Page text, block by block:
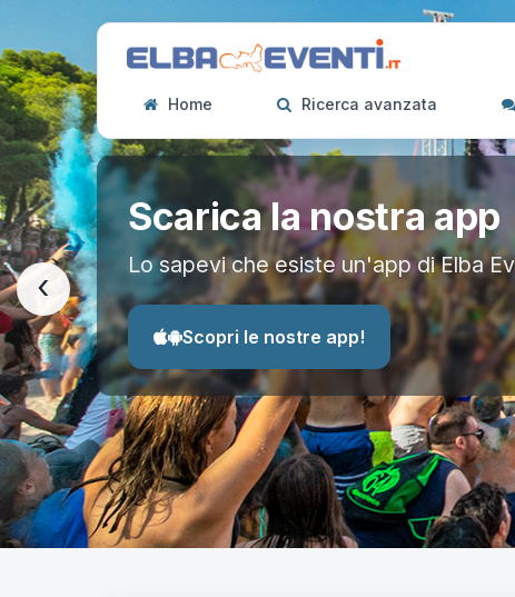
Home Ricerca avanzata
Scarica la nostra app
Lo sapevi che esiste un'app di Elba
Scopri le nostre app!
‹